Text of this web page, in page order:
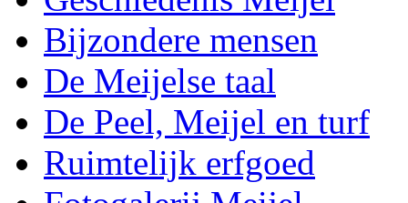
Bijzondere mensen
De Meijelse taal
De Peel, Meijel en turf
Ruimtelijk erfgoed